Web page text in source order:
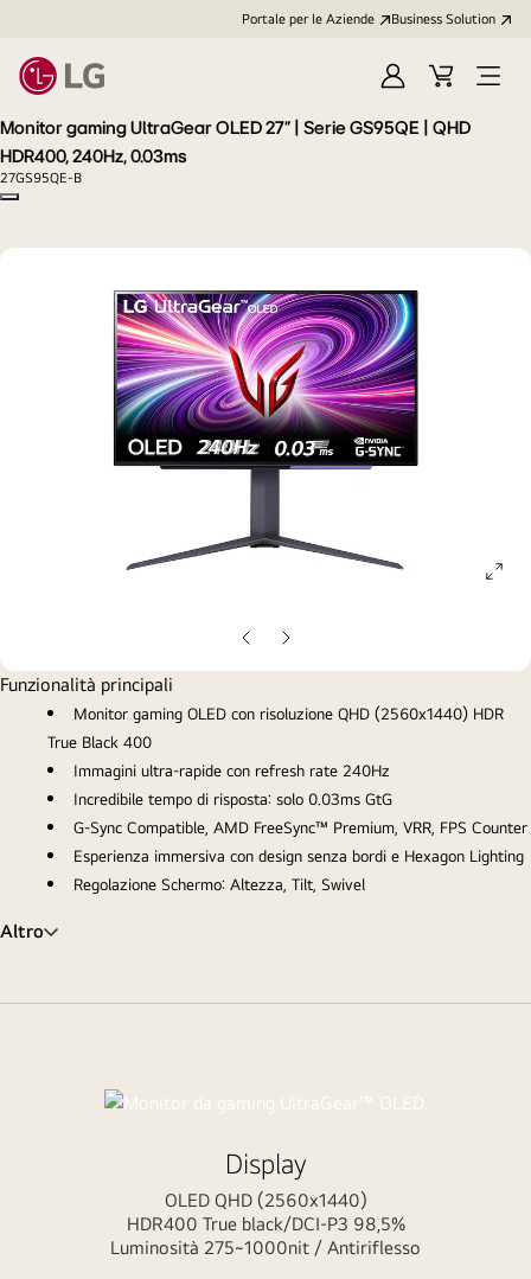
Portale per le Aziende Business Solution
Accedi
/
Cart
Open
Monitor gaming UltraGear OLED 27" | Serie GS95QE | QHD
HDR400, 240Hz, 0.03ms
27GS95QE-B
Copy model name
Slide
precedente
Slide
successiva
Funzionalità principali
Monitor gaming OLED con risoluzione QHD (2560x1440) HDR
True Black 400
Immagini ultra-rapide con refresh rate 240Hz
Incredibile tempo di risposta: solo 0.03ms GtG
G-Sync Compatible, AMD FreeSync™ Premium, VRR, FPS Counter
Esperienza immersiva con design senza bordi e Hexagon Lighting
Regolazione Schermo: Altezza, Tilt, Swivel
Altro
L'OLED si mette in gioco
Entra in una nuova era del gaming con i monitor gaming
UltraGear™ OLED LG.
Display
OLED QHD (2560x1440)
HDR400 True black/DCI-P3 98,5%
Luminosità 275~1000nit / Antiriflesso